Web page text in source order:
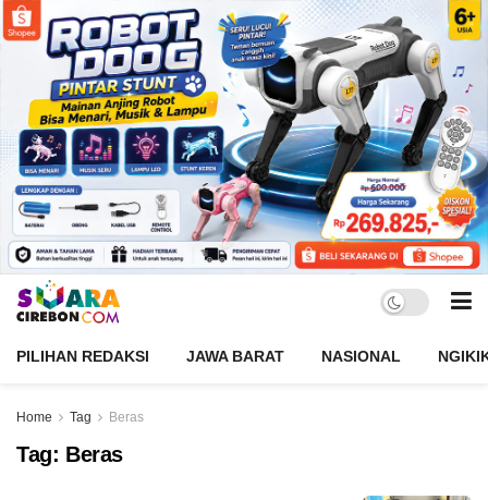
PILIHAN REDAKSI JAWA BARAT NASIONAL
Home Tag Beras
Tag: Beras